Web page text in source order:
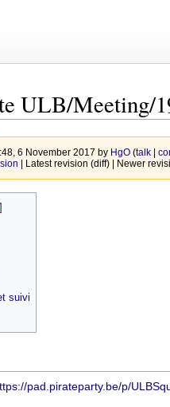
ULB/Meeting/
6 November 2017 by HgO (talk|
| Latest revision (diff) | Newer
suivi
pad.pirateparty.be/p/